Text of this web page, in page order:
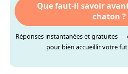
Que faut-il savoir
chaton ?
Réponses instantanées et gratuites —
pour bien accueillir votre